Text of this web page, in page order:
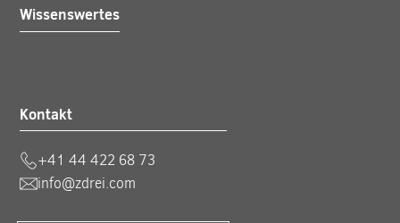
Wissenswertes
Kontakt
+41 44 422 68 73
info@zdrei.com